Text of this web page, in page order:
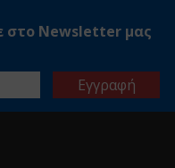
στο Νewsletter μας